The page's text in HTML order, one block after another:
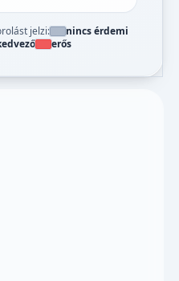
jelzi:
nincs érdemi
erős